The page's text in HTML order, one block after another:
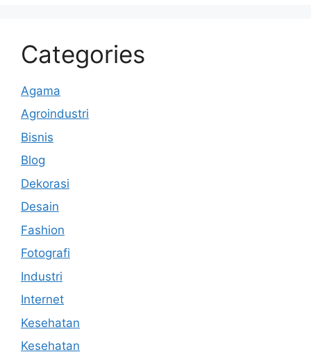
Categories
Agama
Agroindustri
Bisnis
Blog
Dekorasi
Desain
Fashion
Fotografi
Industri
Internet
Kesehatan
Kesehatan